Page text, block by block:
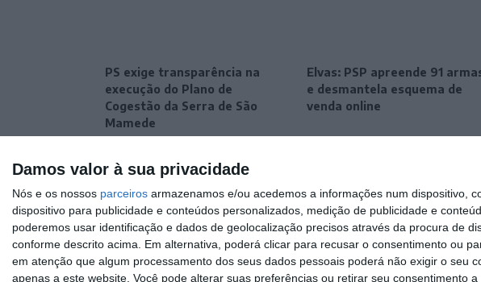
Damos valor à sua privacidade
Nós e os nossos parceiros armazenamos e/ou acedemos a informações num dispositivo,
dispositivo para publicidade e conteúdos personalizados, medição de publicidade e
poderemos usar identificação e dados de geolocalização precisos através da procura de
conforme descrito acima. Em alternativa, poderá clicar para recusar o consentimento ou
em atenção que algum processamento dos seus dados pessoais poderá não exigir o
apenas a este website. Você pode alterar suas preferências ou retirar seu consentimento
PS exige transparência na
execução do Plano de
Cogestão da Serra de São
Mamede
Elvas: PSP apreende 91
e desmantela esquema de
venda online